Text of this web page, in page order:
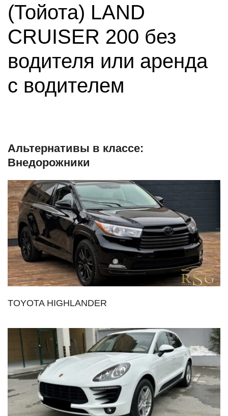
(Тойота) LAND
CRUISER 200 без
водителя или аренда
с водителем
Альтернативы в классе:
Внедорожники
TOYOTA HIGHLANDER